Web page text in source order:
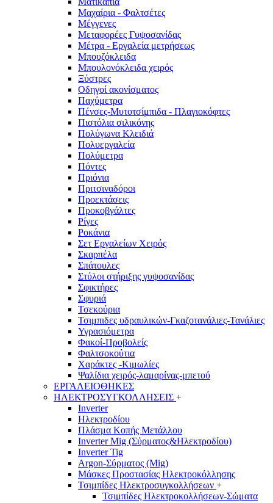
Μαχαίρια - Φαλτσέτες
Μέγγενες
Μεταφορέες Γυψοσανίδας
Μέτρα - Εργαλεία μετρήσεως
Μπουζόκλειδα
Μπουλονόκλειδα χειρός
Ξύστρες
Οδηγοί ακονίσματος
Παχύμετρα
Πένσες-Μυτοτσίμπιδα - Πλαγιοκόφτες
Πιστόλια σιλικόνης
Πολύγωνα Κλειδιά
Πολυεργαλεία
Πολύμετρα
Πόντες
Πριόνια
Πριτσιναδόροι
Προεκτάσεις
Προκοβγάλτες
Ρίγες
Ροκάνια
Σετ Εργαλείων Χειρός
Σκαρπέλα
Σπάτουλες
Στύλοι στήριξης γυψοσανίδας
Σφικτήρες
Σφυριά
Τσεκούρια
Τσιμπιδες υδραυλικών-Γκαζοτανάλιες-Τανάλιες
Υγρασιόμετρα
Φακοί-Προβολείς
Φαλτσοκούτια
Χαράκτες -Κιμωλίες
Ψαλίδια χειρός-λαμαρίνας-μπετού
ΕΡΓΑΛΕΙΟΘΗΚΕΣ
ΗΛΕΚΤΡΟΣΥΓΚΟΛΛΗΣΕΙΣ +
Inverter
Ηλεκτροδίου
Πλάσμα Κοπής Μετάλλου
Inverter Mig (Σύρματος&Ηλεκτροδίου)
Inverter Tig
Argon-Σύρματος (Mig)
Μάσκες Προστασίας Ηλεκτροκόλλησης
Τσιμπίδες Ηλεκτροσυγκολλήσεων +
Τσιμπίδες Ηλεκτροκολλήσεων-Σώματα